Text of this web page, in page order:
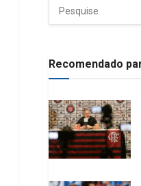
Recomendado